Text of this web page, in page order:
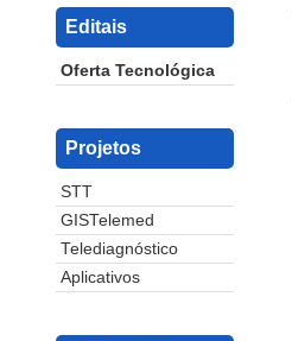
Editais
Oferta Tecnológica
Projetos
STT
GISTelemed
Telediagnóstico
Aplicativos